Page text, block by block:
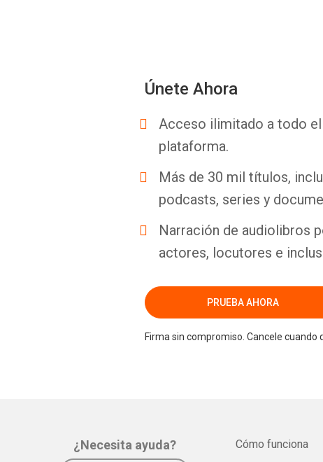
Únete Ahora
Acceso ilimitado a todo
plataforma.
Más de 30 mil títulos,
podcasts, series y
Narración de audiolibros
actores, locutores e
PRUEBA AHORA
Firma sin compromiso. Cancele cuando
¿Necesita ayuda? Cómo funciona